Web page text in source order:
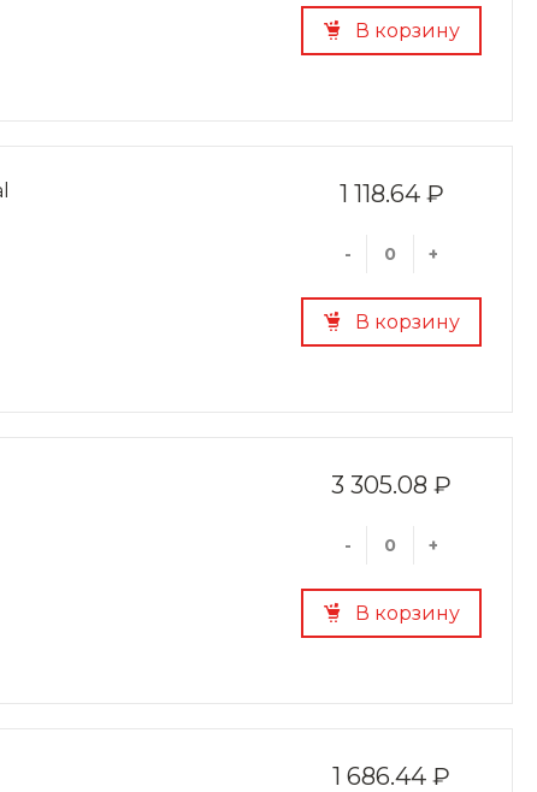
В корзину
1 118.64 ₽
- +
В корзину
3 305.08 ₽
- +
В корзину
1 686.44 ₽